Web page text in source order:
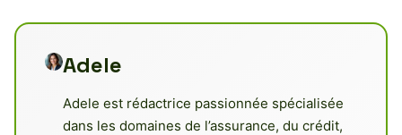
Adele
Adele est rédactrice passionnée spécialisée
dans les domaines de l’assurance, du crédit,